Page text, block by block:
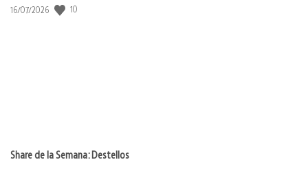
Fecha
16/07/2026 10
Share de la Semana: Destellos